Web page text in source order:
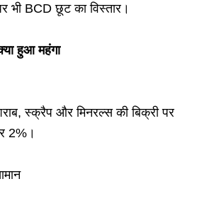
भी BCD छूट का विस्तार।
हुआ महंगा
स्क्रैप और मिनरल्स की बिक्री पर
2%।